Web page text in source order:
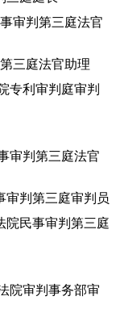
审判第三庭法官
三庭法官助理
利审判庭审判
判第三庭法官
判第三庭审判员
民事审判第三庭
审判事务部审